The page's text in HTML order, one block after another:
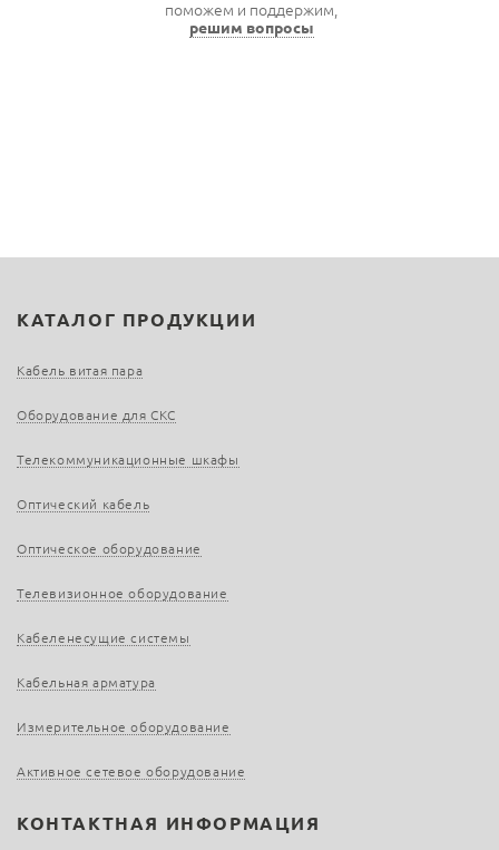
поможем и поддержим,
решим вопросы
КАТАЛОГ ПРОДУКЦИИ
Кабель витая пара
Оборудование для СКС
Телекоммуникационные шкафы
Оптический кабель
Оптическое оборудование
Телевизионное оборудование
Кабеленесущие системы
Кабельная арматура
Измерительное оборудование
Активное сетевое оборудование
КОНТАКТНАЯ ИНФОРМАЦИЯ